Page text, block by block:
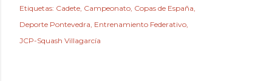
Etiquetas: Cadete Campeonato Copas de España
Deporte Pontevedra Entrenamiento Federativo
JCP-Squash Villagarcía